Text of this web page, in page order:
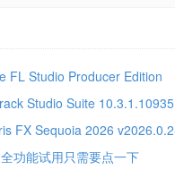
FL Studio Producer Edition
KpoJIuK [WiN]
Studio Suite 10.3.1.10935
FX Sequoia 2026
功能试用只需要点一下